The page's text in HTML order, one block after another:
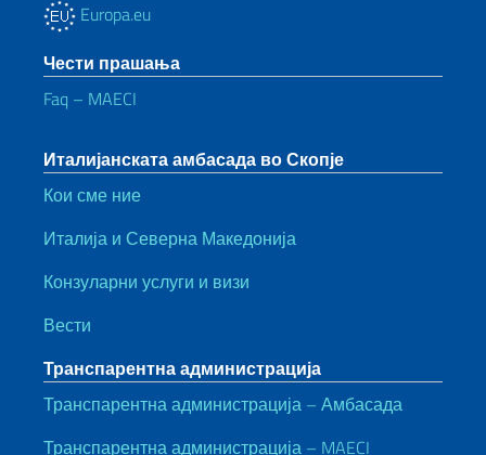
Europa.eu
Чести прашања
Faq – MAECI
Италијанската амбасада во Скопје
Кои сме ние
Италија и Северна Македонија
Конзуларни услуги и визи
Вести
Транспарентна администрација
Транспарентна администрација – Амбасада
Транспарентна администрација – MAECI